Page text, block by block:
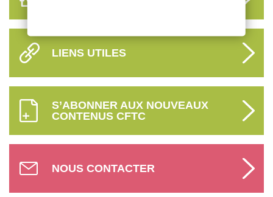
LIENS UTILES
S’ABONNER AUX NOUVEAUX
CONTENUS CFTC
NOUS CONTACTER